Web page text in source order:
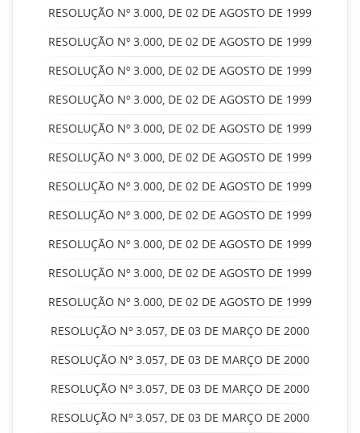
RESOLUÇÃO Nº 3.000, DE 02 DE AGOSTO DE 1999
RESOLUÇÃO Nº 3.000, DE 02 DE AGOSTO DE 1999
RESOLUÇÃO Nº 3.000, DE 02 DE AGOSTO DE 1999
RESOLUÇÃO Nº 3.000, DE 02 DE AGOSTO DE 1999
RESOLUÇÃO Nº 3.000, DE 02 DE AGOSTO DE 1999
RESOLUÇÃO Nº 3.000, DE 02 DE AGOSTO DE 1999
RESOLUÇÃO Nº 3.000, DE 02 DE AGOSTO DE 1999
RESOLUÇÃO Nº 3.000, DE 02 DE AGOSTO DE 1999
RESOLUÇÃO Nº 3.000, DE 02 DE AGOSTO DE 1999
RESOLUÇÃO Nº 3.000, DE 02 DE AGOSTO DE 1999
RESOLUÇÃO Nº 3.000, DE 02 DE AGOSTO DE 1999
RESOLUÇÃO Nº 3.057, DE 03 DE MARÇO DE 2000
RESOLUÇÃO Nº 3.057, DE 03 DE MARÇO DE 2000
RESOLUÇÃO Nº 3.057, DE 03 DE MARÇO DE 2000
RESOLUÇÃO Nº 3.057, DE 03 DE MARÇO DE 2000